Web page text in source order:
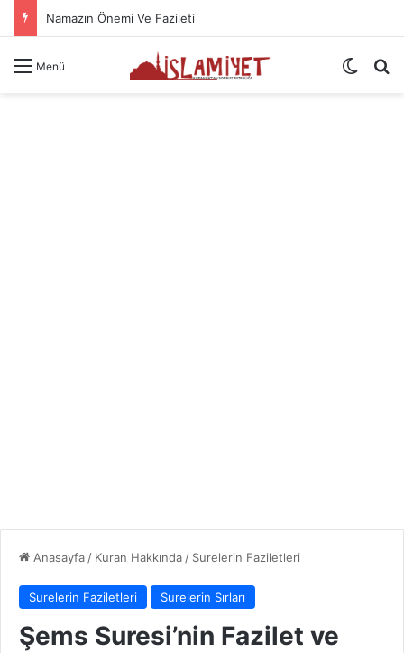
Namazın Önemi Ve Fazileti
Menü Dış
Anasayfa/ Kuran Hakkında/ Surelerin Faziletleri
Surelerin Faziletleri Surelerin Sırları
Şems Suresi’nin Fazilet ve